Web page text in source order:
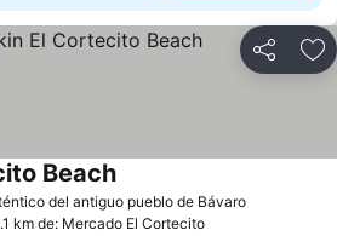
Compartir
del antiguo pueblo de BávaroVer
BeachVer precios
km de: Mercado El Cortecito